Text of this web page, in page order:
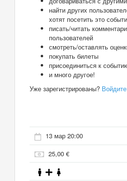
найти других
хотят посетить это
писать/читать
пользователей
смотреть/оставлять
покупать билеты
присоединиться к
и много другое!
Уже зарегистрированы?
13 мар 20:00
25,00 €